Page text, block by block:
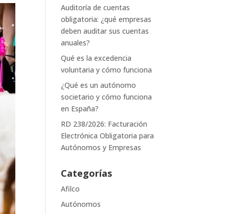
Auditoría de cuentas
obligatoria: ¿qué empresas
deben auditar sus cuentas
anuales?
Qué es la excedencia
voluntaria y cómo funciona
¿Qué es un autónomo
societario y cómo funciona
en España?
RD 238/2026: Facturación
Electrónica Obligatoria para
Autónomos y Empresas
Categorías
Afilco
Autónomos